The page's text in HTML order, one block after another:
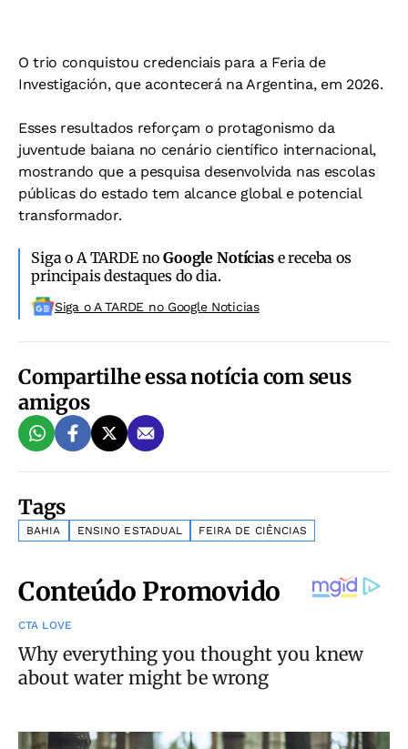
O trio conquistou credenciais para a Feria de
Investigación, que acontecerá na Argentina, em 2026.
Esses resultados reforçam o protagonismo da
juventude baiana no cenário científico internacional,
mostrando que a pesquisa desenvolvida nas escolas
públicas do estado tem alcance global e potencial
transformador.
Siga o A TARDE noGoogle Notíciase receba os
principais destaques do dia.
Siga o A TARDE no Google Noticias
Compartilhe essa notícia com seus
amigos
Tags
BAHIA ENSINO ESTADUAL FEIRA DE CIÊNCIAS